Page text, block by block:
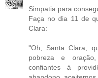
Simpatia para
Faça no dia 11 de
Clara:
"Oh, Santa Clara,
pobreza e
confiantes à